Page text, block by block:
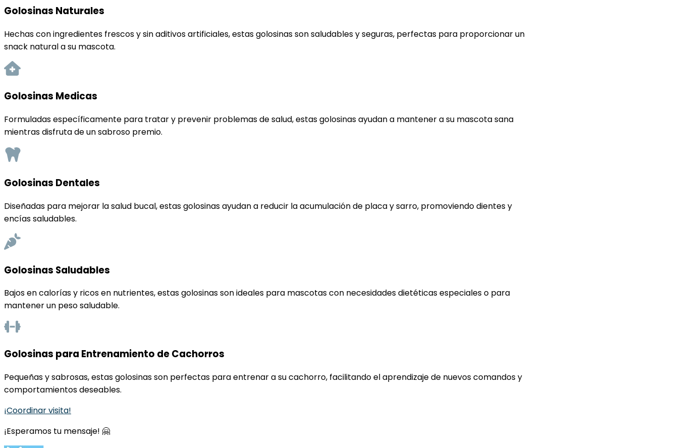
Golosinas Naturales
Hechas con ingredientes frescos y sin aditivos artificiales, estas golosinas son saludables y seguras, perfectas para proporcionar un
snack natural a su mascota.
Golosinas Medicas
Formuladas específicamente para tratar y prevenir problemas de salud, estas golosinas ayudan a mantener a su mascota sana
mientras disfruta de un sabroso premio.
Golosinas Dentales
Diseñadas para mejorar la salud bucal, estas golosinas ayudan a reducir la acumulación de placa y sarro, promoviendo dientes y
encías saludables.
Golosinas Saludables
Bajos en calorías y ricos en nutrientes, estas golosinas son ideales para mascotas con necesidades dietéticas especiales o para
mantener un peso saludable.
Golosinas para Entrenamiento de Cachorros
Pequeñas y sabrosas, estas golosinas son perfectas para entrenar a su cachorro, facilitando el aprendizaje de nuevos comandos y
comportamientos deseables.
¡Coordinar visita!
¡Esperamos tu mensaje! 🤗